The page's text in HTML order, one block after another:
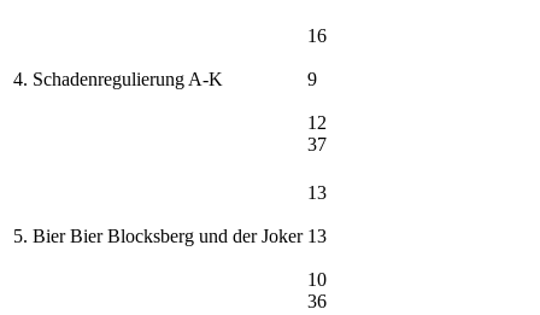
4. Schadenregulierung A-K
16
9
12
37
5. Bier Bier Blocksberg und der Joker
13
13
10
36